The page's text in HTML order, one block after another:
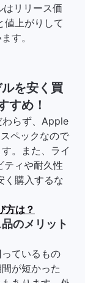
リリース価
値上がりして
す。
を安く買
すめ！
らず、Apple
ペックなので
。また、ライ
ティや耐久性
く購入するな
方は？
のメリット
ているもの
が短かった